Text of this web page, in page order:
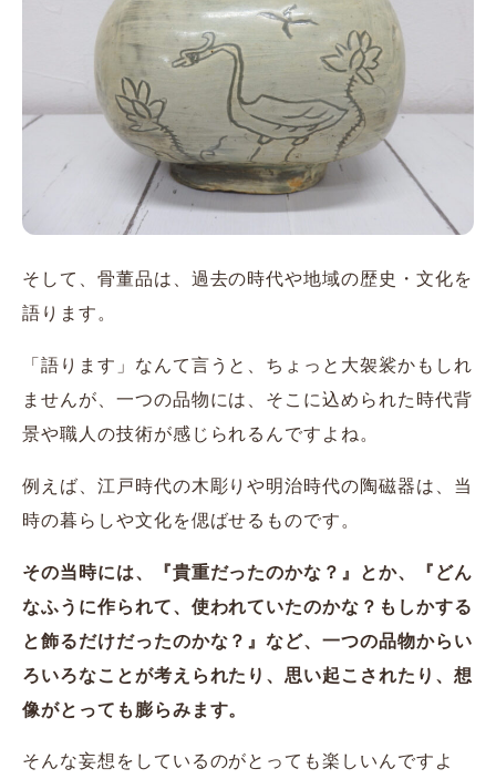
そして、骨董品は、過去の時代や地域の歴史・文化を
語ります。
「語ります」なんて言うと、ちょっと大袈裟かもしれ
ませんが、一つの品物には、そこに込められた時代背
景や職人の技術が感じられるんですよね。
例えば、江戸時代の木彫りや明治時代の陶磁器は、当
時の暮らしや文化を偲ばせるものです。
その当時には、『貴重だったのかな？』とか、『どん
なふうに作られて、使われていたのかな？もしかする
と飾るだけだったのかな？』など、一つの品物からい
ろいろなことが考えられたり、思い起こされたり、想
像がとっても膨らみます。
そんな妄想をしているのがとっても楽しいんですよ